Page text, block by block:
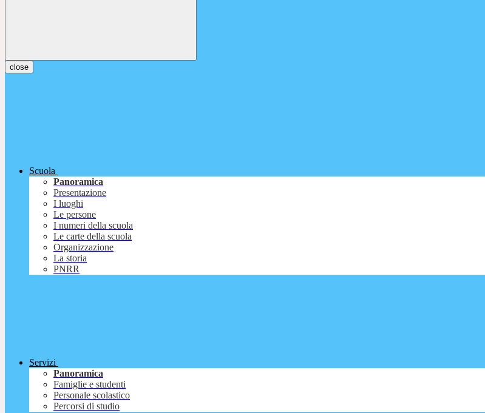
close
Scuola
Panoramica
Presentazione
I luoghi
Le persone
I numeri della scuola
Le carte della scuola
Organizzazione
La storia
PNRR
Servizi
Panoramica
Famiglie e studenti
Personale scolastico
Percorsi di studio